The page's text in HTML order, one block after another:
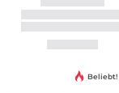
Beliebt!